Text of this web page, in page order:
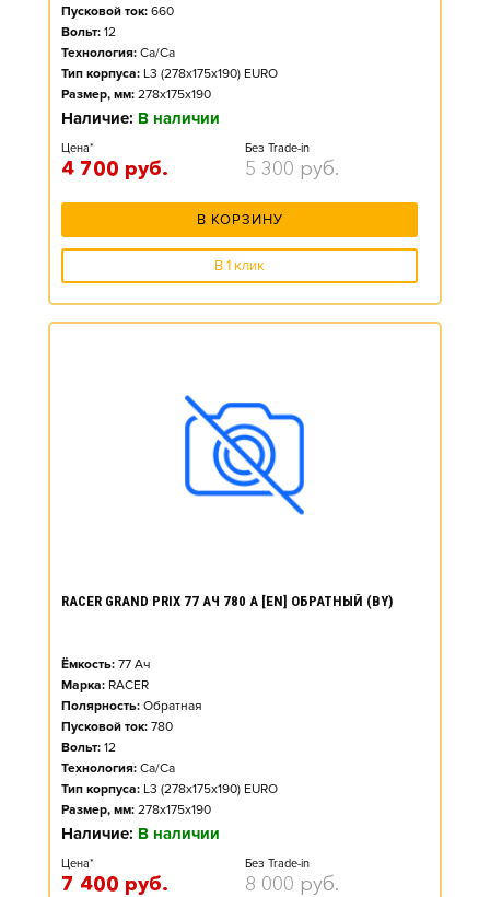
Пусковой ток: 660
Вольт: 12
Технология: Ca/Ca
Тип корпуса: L3 (278x175x190) EURO
Размер, мм: 278x175x190
Наличие: В наличии
Цена*
4 700 руб.
Без Trade-in
5 300 руб.
В КОРЗИНУ
В 1 клик
RACER GRAND PRIX 77 АЧ 780 А [EN] ОБРАТНЫЙ (BY)
Ёмкость: 77 Ач
Марка: RACER
Полярность: Обратная
Пусковой ток: 780
Вольт: 12
Технология: Ca/Ca
Тип корпуса: L3 (278x175x190) EURO
Размер, мм: 278x175x190
Наличие: В наличии
Цена*
7 400 руб.
Без Trade-in
8 000 руб.